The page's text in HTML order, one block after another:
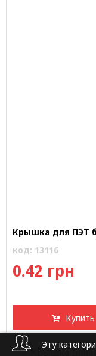
Крышка для ПЭТ
код: 13116
0.42 грн
Купить
Эту